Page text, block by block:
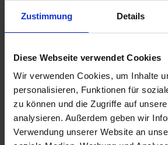
Zustimmung Details
Diese Webseite verwendet Cookies
Wir verwenden Cookies, um Inhalte
personalisieren, Funktionen für
zu können und die Zugriffe auf
analysieren. Außerdem geben wir
Verwendung unserer Website an
Alexandrinerklee
zzgl. MwSt.
4,11 € / kg
IN DEN
WARENKORB
zzgl.
3,50